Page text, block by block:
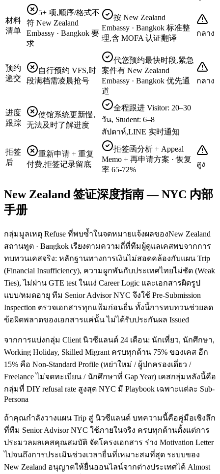
材料
清单
5+ 项,顺序/格式不
符 New Zealand
Embassy · Bangkok 要
求
按 New Zealand
Embassy · Bangkok 标准整
理,含 MOFA 认证翻译
กลาง
预约
递交
自行预约 VFS,时
段满档需凌晨抢号
代您预约最快时段,紧急
案件有 New Zealand
Embassy · Bangkok 优先通
道
กลาง
进度
跟踪
使馆系统更新慢,
无法及时了解进度
全程跟进 Visitor: 20–30
วัน, Student: 6–8
สัปดาห์,LINE 实时通知
拒签
后
重新申请 + 重复
付费,拒签记录留底
拒签函分析 + Appeal
Memo + 再申请方案 · 恢复
率 65-72%
สูง
New Zealand 签证深度指南 — NYC 内部
手册
กลุ่มมูลเหตุ Refuse ที่พบซ้ำในจดหมายแจ้งผลของNew Zealand
สถานทูต · Bangkok เรียงตามความถี่ที่ทีมผู้ดูแลเคสพบจากการ
ทบทวนเคสจริง: หลักฐานทางการเงินไม่สอดคล้องกับแผน Trip
(Financial Insufficiency), ความผูกพันกับประเทศไทยไม่ชัด (Weak
Ties), ไม่ผ่าน GTE test ในแง่ Career Logic และเอกสารผิดรูป
แบบ/หมดอายุ ทีม Senior Advisor NYC จึงใช้ Pre-Submission
Inspection ตรวจเอกสารทุกแฟ้มก่อนยื่น ทั้งนี้การทบทวนช่วยลด
ข้อผิดพลาดของเอกสารแค่นั้น ไม่ได้รับประกันผล Issued
จากการแบ่งกลุ่ม Client นิวซีแลนด์ 24 เดือน: นักเที่ยว, นักศึกษา,
Working Holiday, Skilled Migrant ครบทุกด้าน 75% ของเคส อีก
15% คือ Non-Standard Profile (หย่าใหม่ / ผู้ปกครองเดี่ยว /
Freelance ไม่จดทะเบียน / นักศึกษาที่ Gap Year) เคสกลุ่มหลังนี้คือ
กลุ่มที่ DIY refusal rate สูงสุด NYC มี Playbook เฉพาะแต่ละ Sub-
Persona
ถ้าคุณกำลังวางแผน Trip สู่ นิวซีแลนด์ บทความนี้คือคู่มือเชิงลึก
ที่ทีม Senior Advisor NYC ใช้ภายในจริง ครบทุกด้านตั้งแต่การ
ประมวลผลเคสคุณสมบัติ จัดโครงเอกสาร ร่าง Motivation Letter
ไปจนถึงการประเมินช่วงเวลายื่นที่เหมาะสมที่สุด ระบบของ
New Zealand อนุญาตให้ยื่นออนไลน์จากต่างประเทศได้ Almost